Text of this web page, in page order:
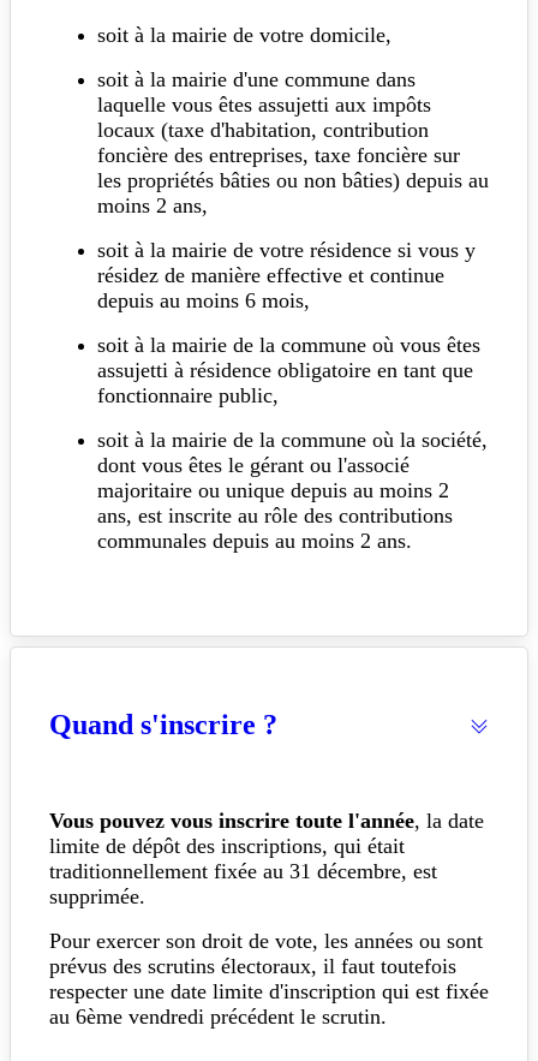
soit à la mairie de votre domicile,
soit à la mairie d'une commune dans
laquelle vous êtes assujetti aux impôts
locaux (taxe d'habitation, contribution
foncière des entreprises, taxe foncière sur
les propriétés bâties ou non bâties) depuis au
moins 2 ans,
soit à la mairie de votre résidence si vous y
résidez de manière effective et continue
depuis au moins 6 mois,
soit à la mairie de la commune où vous êtes
assujetti à résidence obligatoire en tant que
fonctionnaire public,
soit à la mairie de la commune où la société,
dont vous êtes le gérant ou l'associé
majoritaire ou unique depuis au moins 2
ans, est inscrite au rôle des contributions
communales depuis au moins 2 ans.
Quand s'inscrire ?
Vous pouvez vous inscrire toute l'année, la date
limite de dépôt des inscriptions, qui était
traditionnellement fixée au 31 décembre, est
supprimée.
Pour exercer son droit de vote, les années ou sont
prévus des scrutins électoraux, il faut toutefois
respecter une date limite d'inscription qui est fixée
au 6ème vendredi précédent le scrutin.